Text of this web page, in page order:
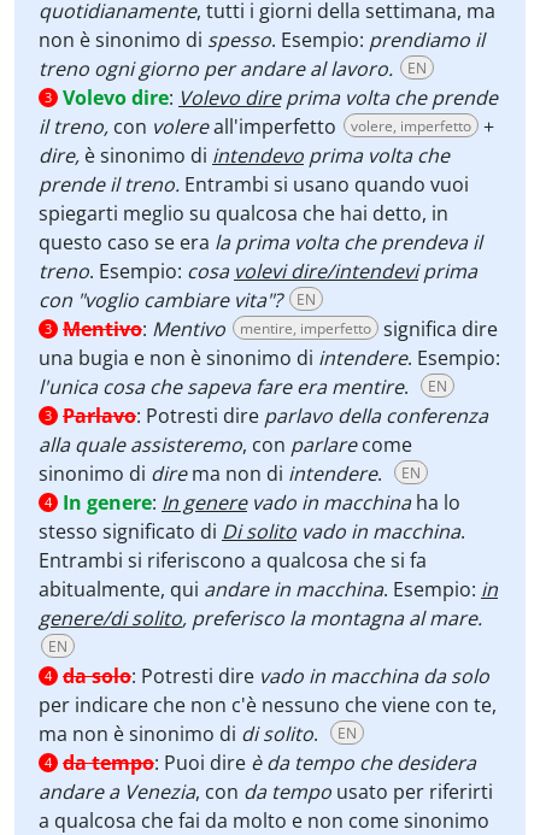
quotidianamente, tutti i giorni della settimana, ma
non è sinonimo di spesso. Esempio: prendiamo il
treno ogni giorno per andare al lavoro.
EN
3 Volevo dire: Volevo direprima volta che prende
il treno, con volereall'imperfetto volere, imperfetto +
dire, è sinonimo di intendevo prima volta che
prende il treno. Entrambi si usano quando vuoi
spiegarti meglio su qualcosa che hai detto, in
questo caso se era la prima volta che prendeva il
treno. Esempio: cosa volevi dire/intendeviprima
con "voglio cambiare vita"?
EN
3 Mentivo: Mentivo mentire, imperfetto significa dire
una bugia e non è sinonimo di intendere. Esempio:
l'unica cosa che sapeva fare era mentire. EN
3 Parlavo: Potresti dire parlavo della conferenza
alla quale assisteremo, con parlarecome
sinonimo di direma non di intendere. EN
4 In genere: In generevado in macchinaha lo
stesso significato di Di solito vado in macchina.
Entrambi si riferiscono a qualcosa che si fa
abitualmente, qui andare in macchina. Esempio: in
genere/di solito, preferisco la montagna al mare.
EN
4 da solo: Potresti dire vado in macchina da solo
per indicare che non c'è nessuno che viene con te,
ma non è sinonimo di di solito. EN
4 da tempo: Puoi dire è da tempo che desidera
andare a Venezia, con da tempo usato per riferirti
a qualcosa che fai da molto e non come sinonimo